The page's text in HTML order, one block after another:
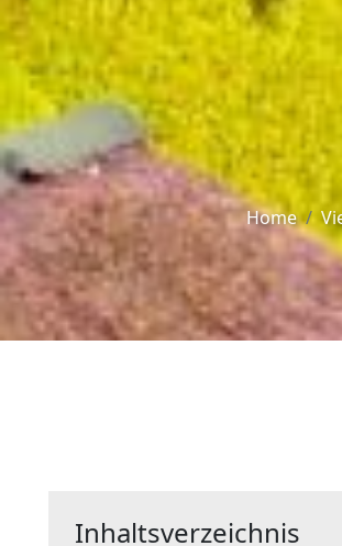
Home
Inhaltsverzeichnis